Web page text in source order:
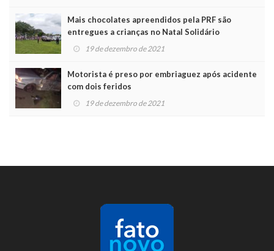
Mais chocolates apreendidos pela PRF são
entregues a crianças no Natal Solidário
19 de dezembro de 2021
Motorista é preso por embriaguez após acidente
com dois feridos
19 de dezembro de 2021